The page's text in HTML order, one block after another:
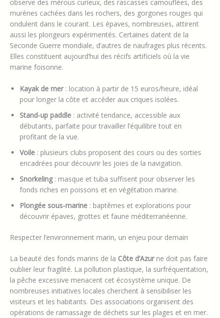
observe des mérous curieux, des rascasses camouflées, des
murènes cachées dans les rochers, des gorgones rouges qui
ondulent dans le courant. Les épaves, nombreuses, attirent
aussi les plongeurs expérimentés. Certaines datent de la
Seconde Guerre mondiale, d’autres de naufrages plus récents.
Elles constituent aujourd’hui des récifs artificiels où la vie
marine foisonne.
Kayak de mer: location à partir de 15 euros/heure, idéal
pour longer la côte et accéder aux criques isolées.
Stand-up paddle : activité tendance, accessible aux
débutants, parfaite pour travailler l’équilibre tout en
profitant de la vue.
Voile : plusieurs clubs proposent des cours ou des sorties
encadrées pour découvrir les joies de la navigation.
Snorkeling: masque et tuba suffisent pour observer les
fonds riches en poissons et en végétation marine.
Plongée sous-marine : baptêmes et explorations pour
découvrir épaves, grottes et faune méditerranéenne.
Respecter l’environnement marin, un enjeu pour demain
La beauté des fonds marins de la Côte d’Azurne doit pas faire
oublier leur fragilité. La pollution plastique, la surfréquentation,
la pêche excessive menacent cet écosystème unique. De
nombreuses initiatives locales cherchent à sensibiliser les
visiteurs et les habitants. Des associations organisent des
opérations de ramassage de déchets sur les plages et en mer.